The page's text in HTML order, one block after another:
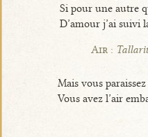
Si pour une autre
D’amour j’ai suivi
Air :
Mais vous
Vous avez l’air